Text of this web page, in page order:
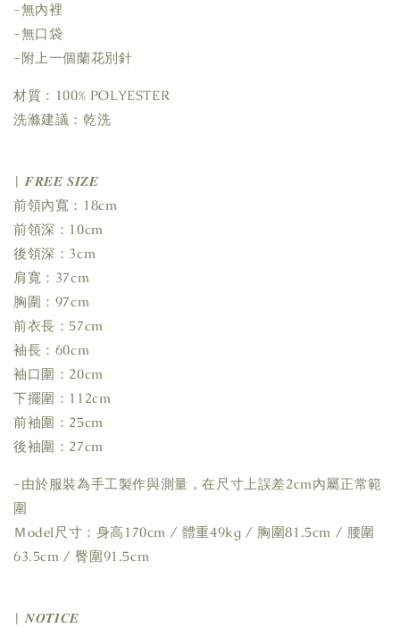
-無內裡
-無口袋
-附上一個蘭花別針
材質：100% POLYESTER
洗滌建議：乾洗
| 𝑭𝑹𝑬𝑬 𝑺𝑰𝒁𝑬
前領內寬：18cm
前領深：10cm
後領深：3cm
肩寬：37cm
胸圍：97cm
前衣長：57cm
袖長：60cm
袖口圍：20cm
下擺圍：112cm
前袖圍：25cm
後袖圍：27cm
-由於服裝為手工製作與測量，在尺寸上誤差2cm內屬正常範
圍
Ｍodel尺寸：身高170cm / 體重49kg / 胸圍81.5cm / 腰圍
63.5cm / 臀圍91.5cm
| 𝑵𝑶𝑻𝑰𝑪𝑬